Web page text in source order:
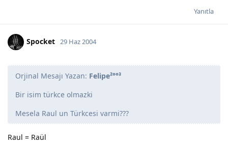
Yanıtla
Spocket 29 Haz 2004
Orjinal Mesajı Yazan: Felipe²°°³
Bir isim türkce olmazki
Mesela Raul un Türkcesi varmi???
Raul = Raül